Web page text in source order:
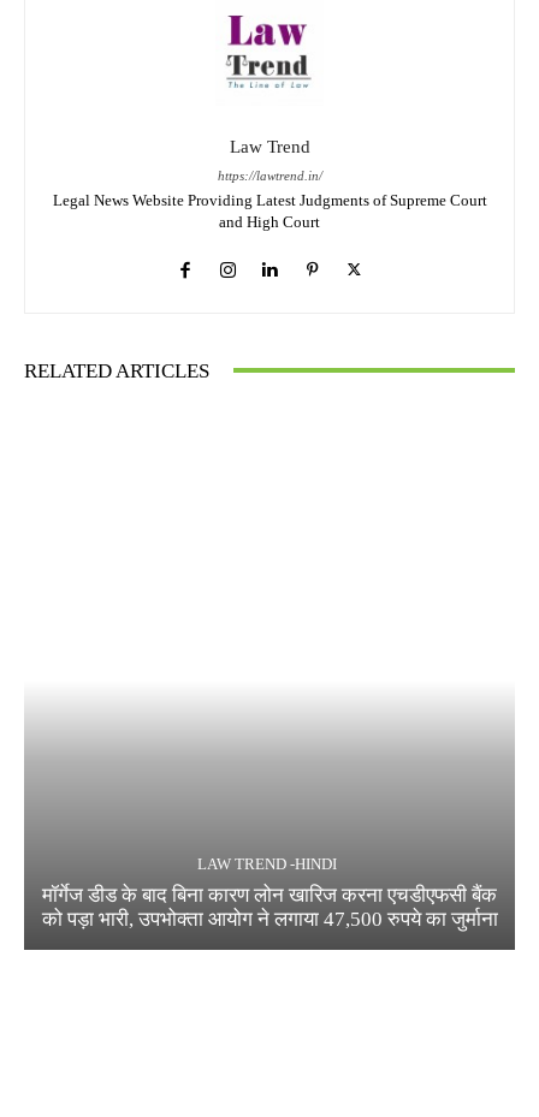
Law Trend
https://lawtrend.in/
Legal News Website Providing Latest Judgments of Supreme Court
and High Court
RELATED ARTICLES
LAW TREND -HINDI
मॉर्गेज डीड के बाद बिना कारण लोन खारिज करना एचडीएफसी बैंक
को पड़ा भारी, उपभोक्ता आयोग ने लगाया 47,500 रुपये का जुर्माना